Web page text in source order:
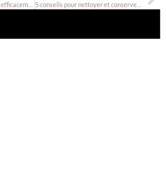
5 conseils pour nettoyer et conserver sa robe de mariée